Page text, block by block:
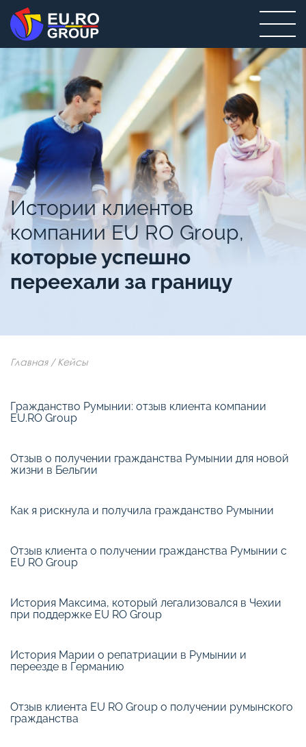
Истории клиентов
компании EU RO Group,
которые успешно
переехали за границу
Главная / Кейсы
Гражданство Румынии: отзыв клиента компании
EU.RO Group
Отзыв о получении гражданства Румынии для новой
жизни в Бельгии
Как я рискнула и получила гражданство Румынии
Отзыв клиента о получении гражданства Румынии с
EU RO Group
История Максима, который легализовался в Чехии
при поддержке EU RO Group
История Марии о репатриации в Румынии и
переезде в Германию
Отзыв клиента EU RO Group о получении румынского
гражданства